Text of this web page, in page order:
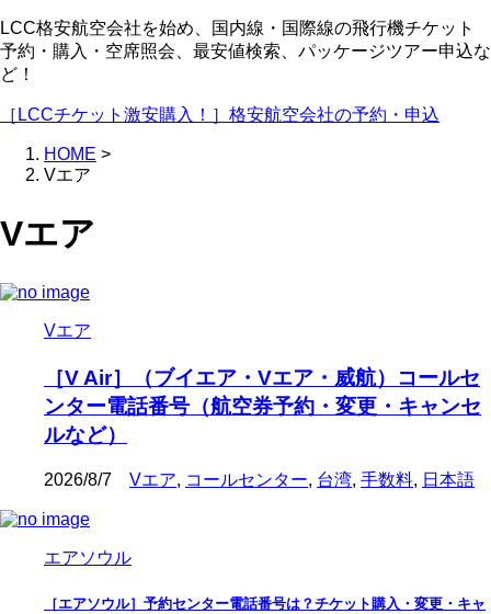
LCC格安航空会社を始め、国内線・国際線の飛行機チケット
予約・購入・空席照会、最安値検索、パッケージツアー申込な
ど！
［LCCチケット激安購入！］格安航空会社の予約・申込
HOME >
Vエア
Vエア
Vエア
［V Air］（ブイエア・Vエア・威航）コールセ
ンター電話番号（航空券予約・変更・キャンセ
ルなど）
2026/8/7 Vエア, コールセンター, 台湾, 手数料, 日本語
エアソウル
［エアソウル］予約センター電話番号は？チケット購入・変更・キャ